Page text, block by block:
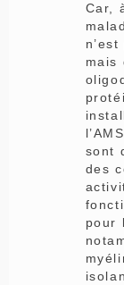
Car,
mais
sont
des
pour